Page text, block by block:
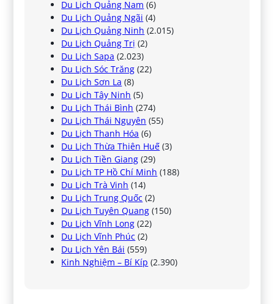
Du Lịch Quảng Nam (6)
Du Lịch Quảng Ngãi (4)
Du Lịch Quảng Ninh (2.015)
Du Lịch Quảng Trị (2)
Du Lịch Sapa (2.023)
Du Lịch Sóc Trăng (22)
Du Lịch Sơn La (8)
Du Lịch Tây Ninh (5)
Du Lịch Thái Bình (274)
Du Lịch Thái Nguyên (55)
Du Lịch Thanh Hóa (6)
Du Lịch Thừa Thiên Huế (3)
Du Lịch Tiền Giang (29)
Du Lịch TP Hồ Chí Minh (188)
Du Lịch Trà Vinh (14)
Du Lịch Trung Quốc (2)
Du Lịch Tuyên Quang (150)
Du Lịch Vĩnh Long (22)
Du Lịch Vĩnh Phúc (2)
Du Lịch Yên Bái (559)
Kinh Nghiệm – Bí Kíp (2.390)